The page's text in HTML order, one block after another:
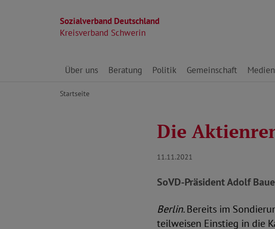
Sozialverband Deutschland
Kreisverband Schwerin
Direkt zu den Inhalten springen
Über uns Beratung Politik Gemeinschaft Medien
Startseite
Die
11.11.2021
SoVD-Präsident Adolf
Berlin. Bereits im
teilweisen Einstieg in die